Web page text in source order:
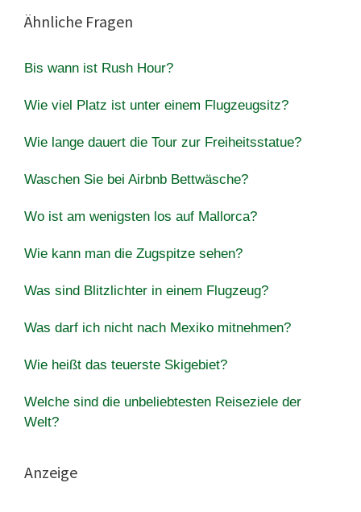
Ähnliche Fragen
Bis wann ist Rush Hour?
Wie viel Platz ist unter einem Flugzeugsitz?
Wie lange dauert die Tour zur Freiheitsstatue?
Waschen Sie bei Airbnb Bettwäsche?
Wo ist am wenigsten los auf Mallorca?
Wie kann man die Zugspitze sehen?
Was sind Blitzlichter in einem Flugzeug?
Was darf ich nicht nach Mexiko mitnehmen?
Wie heißt das teuerste Skigebiet?
Welche sind die unbeliebtesten Reiseziele der
Welt?
Anzeige